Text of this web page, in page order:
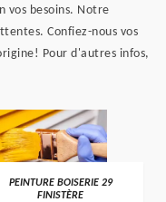
vos besoins. Notre
Confiez-nous vos
Pour d'autres infos,
PEINTURE BOISERIE 29
FINISTÈRE